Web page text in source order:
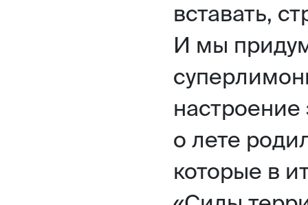
вставать,
И мы
о лете
которые в